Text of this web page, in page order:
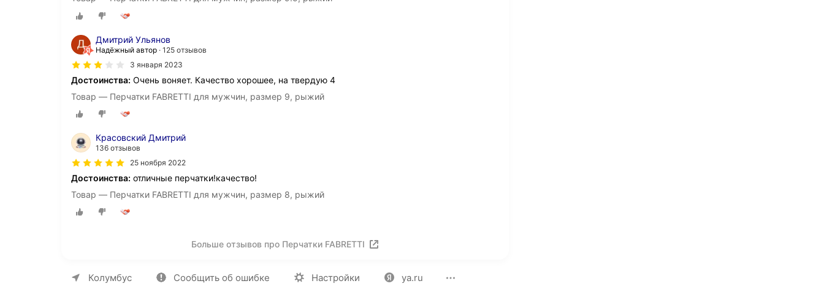
Дмитрий Ульянов
Надёжный автор 125 отзывов
3 января 2023
Достоинства: Очень воняет. Качество хорошее, на твердую 4
Товар — Перчатки FABRETTI для мужчин, размер 9, рыжий
Красовский Дмитрий
136 отзывов
25 ноября 2022
Достоинства: отличные перчатки!качество!
Товар — Перчатки FABRETTI для мужчин, размер 8, рыжий
Больше отзывов про Перчатки FABRETTI
Колумбус Сообщить об ошибке Настройки ya.ru